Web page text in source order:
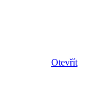
Otevřít